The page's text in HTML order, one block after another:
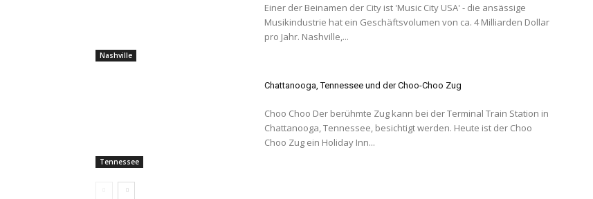
Nashville
Einer der Beinamen der City ist 'Music City USA' - die ansässige
Musikindustrie hat ein Geschäftsvolumen von ca. 4 Milliarden Dollar
pro Jahr. Nashville,...
Tennessee
Chattanooga, Tennessee und der Choo-Choo Zug
Choo Choo Der berühmte Zug kann bei der Terminal Train Station in
Chattanooga, Tennessee, besichtigt werden. Heute ist der Choo
Choo Zug ein Holiday Inn...